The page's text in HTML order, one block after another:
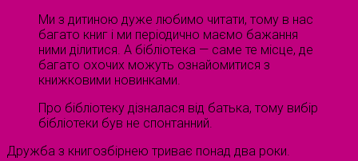
Ми з дитиною дуже любимо читати, тому в нас
багато книг і ми періодично маємо бажання
ними ділитися. А бібліотека — саме те місце, де
багато охочих можуть ознайомитися з
книжковими новинками.
Про бібліотеку дізналася від батька, тому вибір
бібліотеки був не спонтанний.
Дружба з книгозбірнею триває понад два роки.